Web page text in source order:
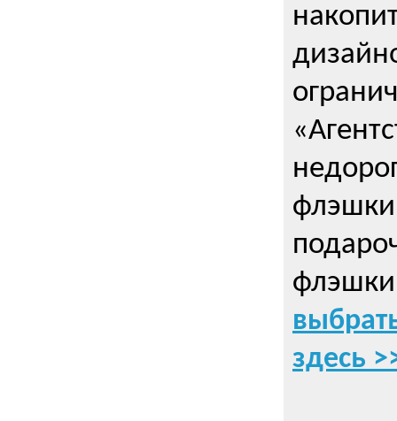
флэшки
здесь